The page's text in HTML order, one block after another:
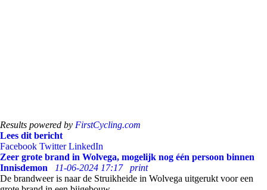
Results powered by FirstCycling.com
Lees dit bericht
Facebook Twitter LinkedIn
Zeer grote brand in Wolvega, mogelijk nog één persoon binnen
Innisdemon
11-06-2024 17:17
print
De brandweer is naar de Struikheide in Wolvega uitgerukt voor een